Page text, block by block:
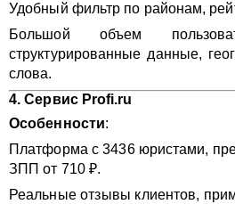
Удобный фильтр по районам,
Большой объем
структурированные данные,
слова.
4.Сервис Profi.ru
Особенности:
Платформа с 3436 юристами,
ЗПП от 710 ₽.
Реальные отзывы клиентов,